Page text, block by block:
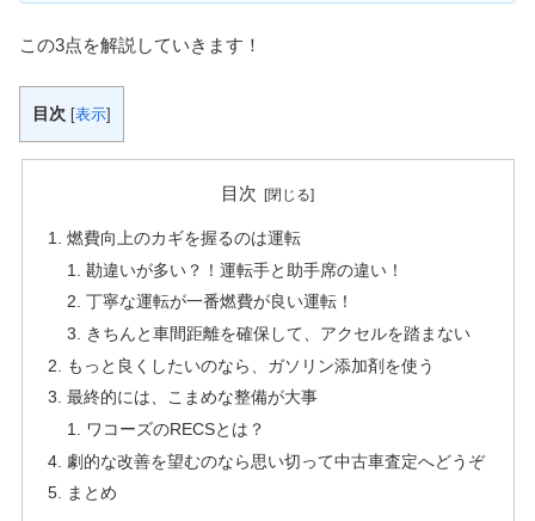
この3点を解説していきます！
目次 [表示]
目次
燃費向上のカギを握るのは運転
勘違いが多い？！運転手と助手席の違い！
丁寧な運転が一番燃費が良い運転！
きちんと車間距離を確保して、アクセルを踏まない
もっと良くしたいのなら、ガソリン添加剤を使う
最終的には、こまめな整備が大事
ワコーズのRECSとは？
劇的な改善を望むのなら思い切って中古車査定へどうぞ
まとめ